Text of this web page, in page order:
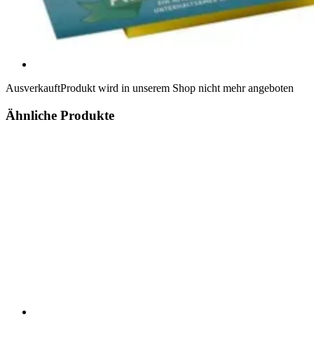
AusverkauftProdukt wird in unserem Shop nicht mehr angeboten
Ähnliche Produkte